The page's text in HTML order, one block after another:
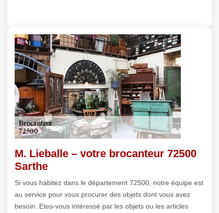
M. Lieballe – votre brocanteur 72500
Sarthe
Si vous habitez dans le département 72500, notre équipe est
au service pour vous procurer des objets dont vous avez
besoin. Etes-vous intéressé par les objets ou les articles